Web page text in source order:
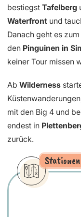
bestiegst Tafelberg
Waterfront und
Danach geht es zum
den Pinguinen in
keiner Tour missen
Ab Wilderness
mit den Big 4 und
endest in
zurück.
Stationen